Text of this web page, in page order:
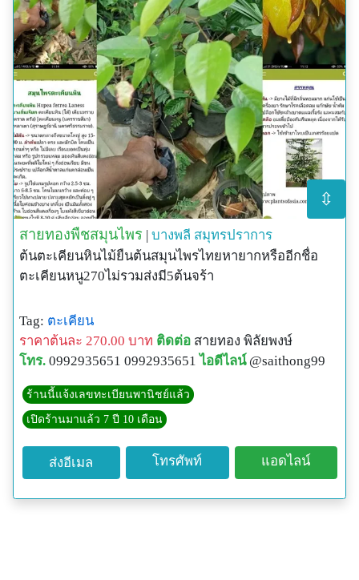
⇳
สายทองพืชสมุนไพร | บางพลี สมุทรปราการ
ต้นตะเคียนหินไม้ยืนต้นสมุนไพรไทยหายากหรืออีกชื่อ
ตะเคียนหนู270ไม่รวมส่งมี5ต้นจร้า
Tag: ตะเคียน
ราคาต้นละ 270.00 บาท ติดต่อ สายทอง พิลัยพงษ์
โทร. 0992935651 0992935651 ไอดีไลน์ @saithong99
ร้านนี้แจ้งเลขทะเบียนพานิชย์แล้ว
เปิดร้านมาแล้ว 7 ปี 10 เดือน
ส่งอีเมล โทรศัพท์ แอดไลน์